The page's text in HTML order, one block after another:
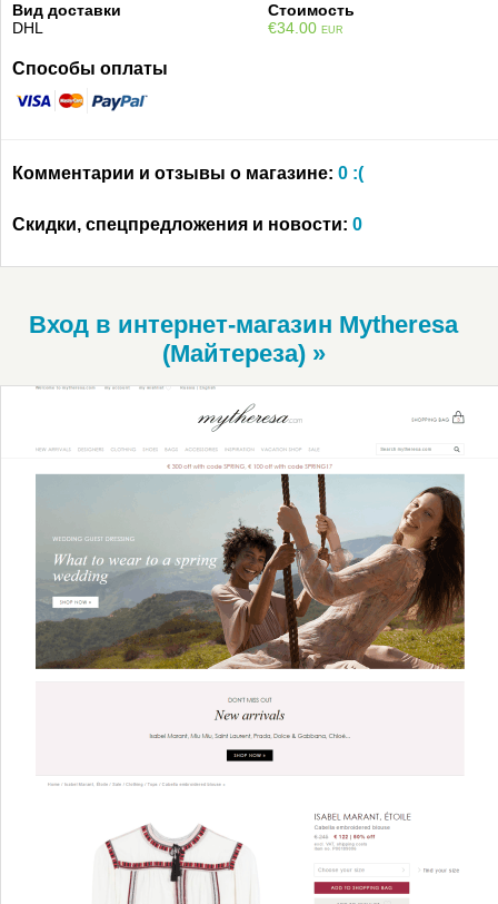
Вид доставки
Стоимость
DHL
€34.00 EUR
Способы оплаты
Комментарии и отзывы о магазине: 0 :(
Скидки, спецпредложения и новости: 0
Вход в интернет-магазин Mytheresa
(Майтереза) »